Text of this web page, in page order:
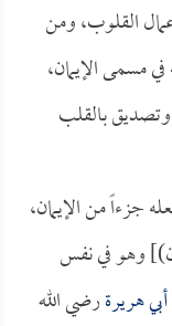
القلوب، ومن
مسمى الإيمان،
بالقلب
جزءاً من الإيمان،
وهو في نفس
أبي هريرةرضي الله